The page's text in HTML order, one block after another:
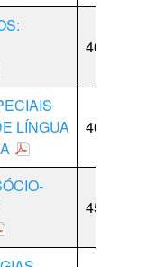
40
LÍNGUA
40
45